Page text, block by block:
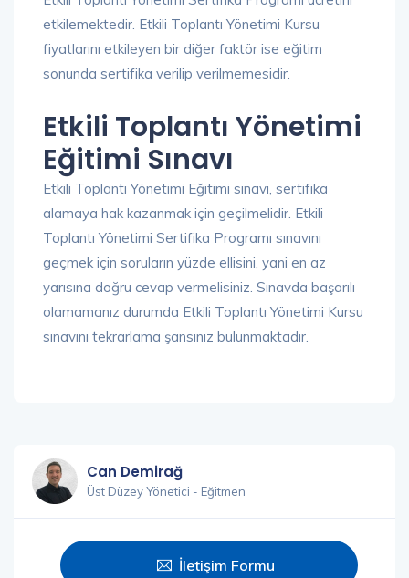
etkilemektedir. Etkili Toplantı Yönetimi Kursu
fiyatlarını etkileyen bir diğer faktör ise eğitim
sonunda sertifika verilip verilmemesidir.
Etkili Toplantı Yönetimi
Eğitimi Sınavı
Etkili Toplantı Yönetimi Eğitimi sınavı, sertifika
alamaya hak kazanmak için geçilmelidir. Etkili
Toplantı Yönetimi Sertifika Programı sınavını
geçmek için soruların yüzde ellisini, yani en az
yarısına doğru cevap vermelisiniz. Sınavda başarılı
olamamanız durumda Etkili Toplantı Yönetimi Kursu
sınavını tekrarlama şansınız bulunmaktadır.
Can Demirağ
Üst Düzey Yönetici - Eğitmen
İletişim Formu